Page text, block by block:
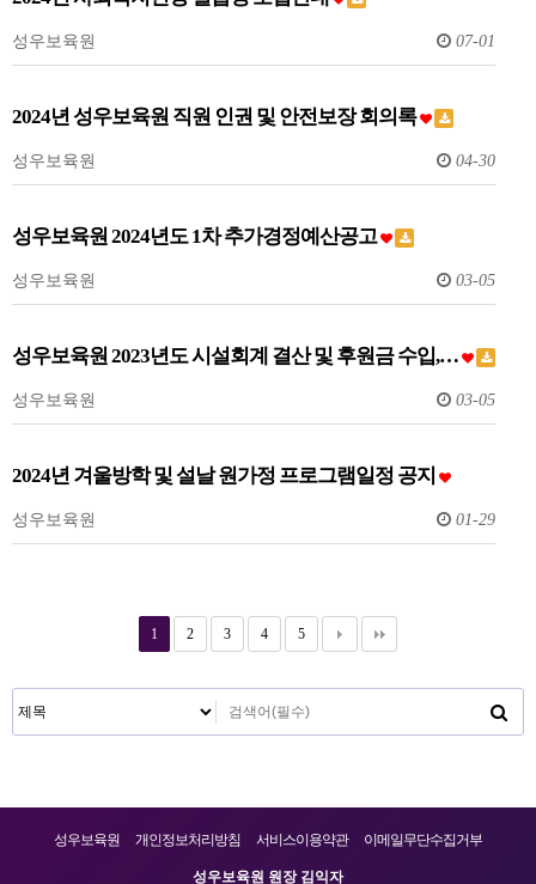
성우보육원 07-01
2024년 성우보육원 직원 인권 및 안전보장 회의록
성우보육원 04-30
성우보육원 2024년도 1차 추가경정예산공고
성우보육원 03-05
성우보육원 2023년도 시설회계 결산 및 후원금 수입,…
성우보육원 03-05
2024년 겨울방학 및 설날 원가정 프로그램일정 공지
성우보육원 01-29
1 2 3 4 5
성우보육원 개인정보처리방침 서비스이용약관 이메일무단수집거부
성우보육원 원장 김익자